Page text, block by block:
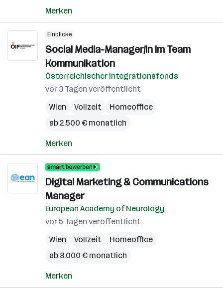
Merken
Einblicke
Social Media-Manager/in im Team
Kommunikation
Österreichischer Integrationsfonds
vor 3 Tagen veröffentlicht
Wien
Vollzeit
Homeoffice
ab 2.500 € monatlich
Merken
Digital Marketing & Communications
Manager
European Academy of Neurology
vor 5 Tagen veröffentlicht
Wien
Vollzeit
Homeoffice
ab 3.000 € monatlich
Merken